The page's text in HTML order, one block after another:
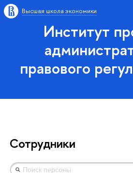
Высшая школа экономики
Институт
правового
Сотрудники